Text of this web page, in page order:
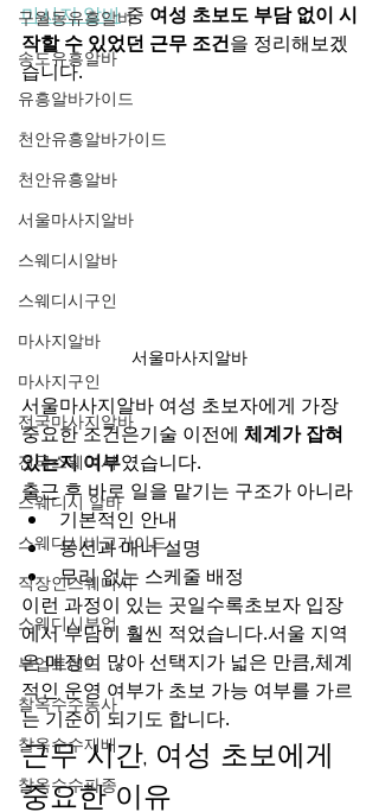
구월동유흥알바
송도유흥알바
유흥알바가이드
천안유흥알바가이드
천안유흥알바
서울마사지알바
스웨디시알바
스웨디시구인
마사지알바
마사지구인
전국마사지알바
전국스웨디시
스웨디시 알바
스웨디시비교가이드
직장인스웨디시
스웨디시부업
부업트렌드
찰옥수수농사
찰옥수수재배
찰옥수수파종
마사지 알바 중 여성 초보도 부담 없이 시
작할 수 있었던 근무 조건을 정리해보겠
습니다.
서울마사지알바
서울마사지알바 여성 초보자에게 가장
중요한 조건은기술 이전에 체계가 잡혀
있는지 여부였습니다.
출근 후 바로 일을 맡기는 구조가 아니라
기본적인 안내
동선과 매너 설명
무리 없는 스케줄 배정
이런 과정이 있는 곳일수록초보자 입장
에서 부담이 훨씬 적었습니다.서울 지역
은 매장이 많아 선택지가 넓은 만큼,체계
적인 운영 여부가 초보 가능 여부를 가르
는 기준이 되기도 합니다.
근무 시간, 여성 초보에게
중요한 이유